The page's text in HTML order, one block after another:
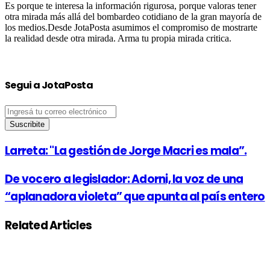
Es porque te interesa la información rigurosa, porque valoras tener
otra mirada más allá del bombardeo cotidiano de la gran mayoría de
los medios.Desde JotaPosta asumimos el compromiso de mostrarte
la realidad desde otra mirada. Arma tu propia mirada critica.
Segui a JotaPosta
Ingresá
tu
correo
Larreta: "La gestión de Jorge Macri es mala”.
De vocero a legislador: Adorni, la voz de una
“aplanadora violeta” que apunta al país entero
Related Articles